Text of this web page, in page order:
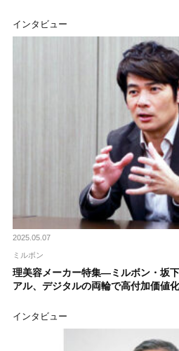
インタビュー
2025.05.07
ミルボン
理美容メーカー特集―ミルボン・坂
アル、デジタルの両輪で高付加価値
インタビュー